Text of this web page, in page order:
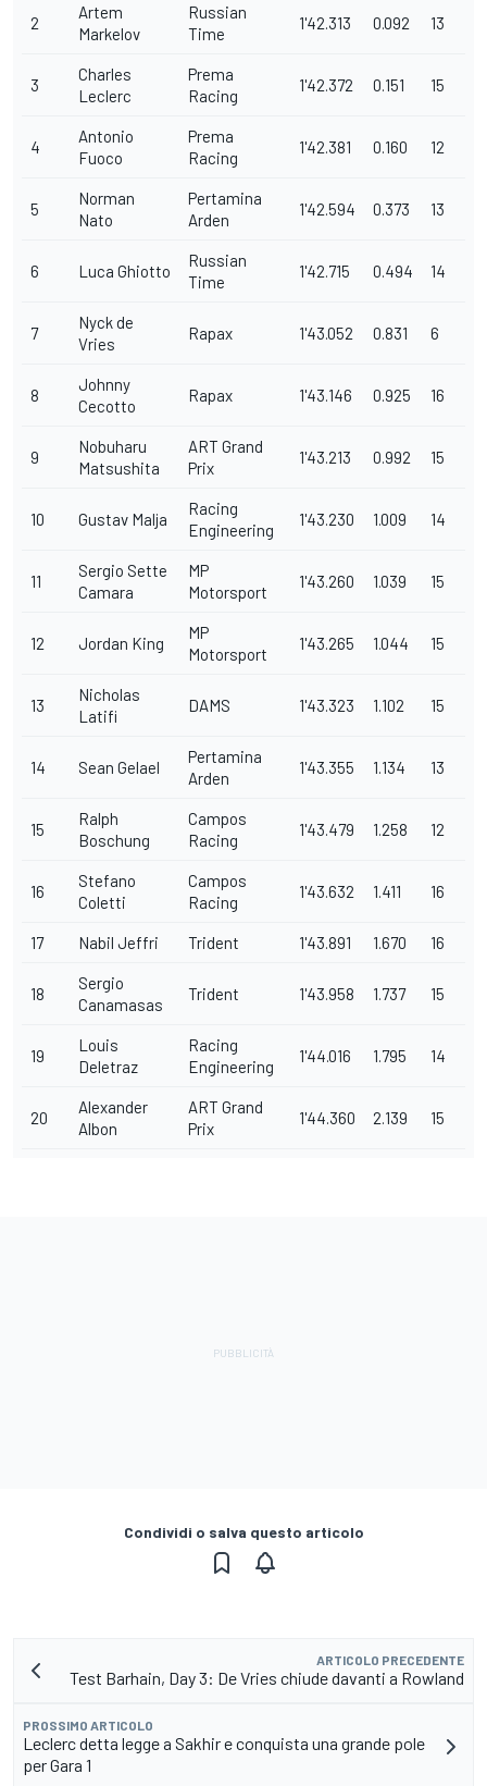
2
Artem
Markelov
Russian
Time
1'42.313 0.092 13
3
Charles
Leclerc
Prema
Racing
1'42.372 0.151 15
4
Antonio
Fuoco
Prema
Racing
1'42.381 0.160 12
5
Norman
Nato
Pertamina
Arden
1'42.594 0.373 13
6 Luca Ghiotto
Russian
Time
1'42.715 0.494 14
7
Nyck de
Vries
Rapax 1'43.052 0.831 6
8
Johnny
Cecotto
Rapax 1'43.146 0.925 16
9
Nobuharu
Matsushita
ART Grand
Prix
1'43.213 0.992 15
10 Gustav Malja
Racing
Engineering
1'43.230 1.009 14
11
Sergio Sette
Camara
MP
Motorsport
1'43.260 1.039 15
12 Jordan King
MP
Motorsport
1'43.265 1.044 15
13
Nicholas
Latifi
DAMS 1'43.323 1.102 15
14 Sean Gelael
Pertamina
Arden
1'43.355 1.134 13
15
Ralph
Boschung
Campos
Racing
1'43.479 1.258 12
16
Stefano
Coletti
Campos
Racing
1'43.632 1.411 16
17 Nabil Jeffri Trident 1'43.891 1.670 16
18
Sergio
Canamasas
Trident 1'43.958 1.737 15
19
Louis
Deletraz
Racing
Engineering
1'44.016 1.795 14
20
Alexander
Albon
ART Grand
Prix
1'44.360 2.139 15
Condividi o salva questo articolo
ARTICOLO PRECEDENTE
Test Barhain, Day 3: De Vries chiude davanti a Rowland
PROSSIMO ARTICOLO
Leclerc detta legge a Sakhir e conquista una grande pole
per Gara 1